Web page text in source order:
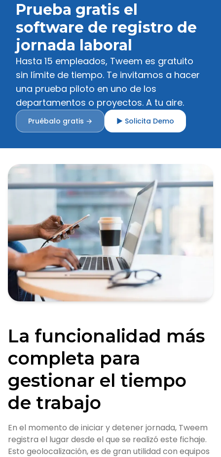
Prueba gratis el
software de registro de
jornada laboral
Hasta 15 empleados, Tweem es gratuito
sin límite de tiempo. Te invitamos a hacer
una prueba piloto en uno de los
departamentos o proyectos. A tu aire.
Pruébalo gratis → ▶ Solicita Demo
La funcionalidad más
completa para
gestionar el tiempo
de trabajo
En el momento de iniciar y detener jornada, Tweem
registra el lugar desde el que se realizó este fichaje.
Esto geolocalización, es de gran utilidad con equipos